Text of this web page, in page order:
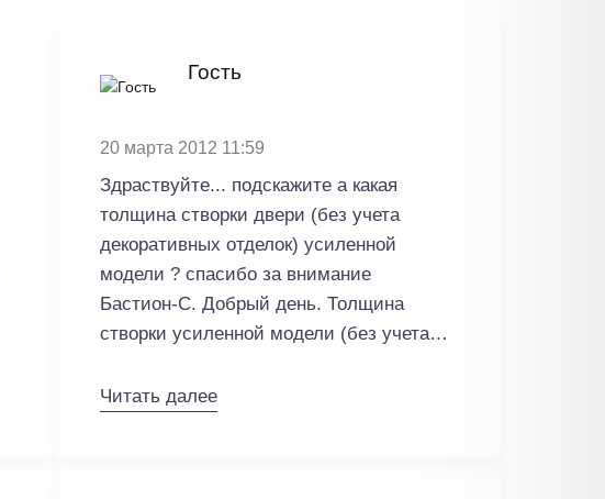
Гость
20 марта 2012 11:59
Здраствуйте... подскажите а какая
толщина створки двери (без учета
декоративных отделок) усиленной
модели ? спасибо за внимание
Бастион-С. Добрый день. Толщина
створки усиленной модели (без учета
мм.
Читать далее